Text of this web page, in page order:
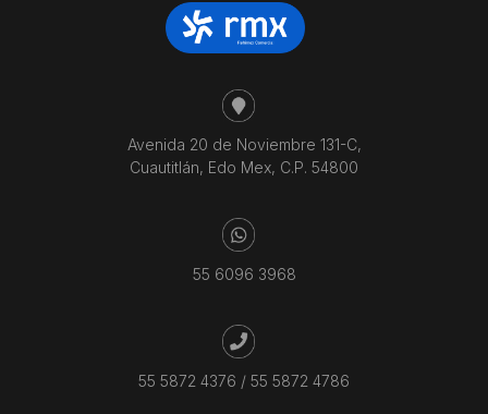
Avenida 20 de Noviembre 131-C,
Cuautitlán, Edo Mex, C.P. 54800
55 6096 3968
55 5872 4376 / 55 5872 4786